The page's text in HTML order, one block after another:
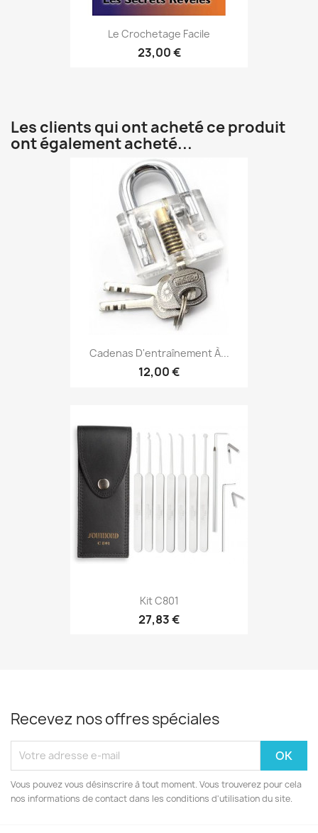
Le Crochetage Facile
23,00 €
Les clients qui ont acheté ce produit
ont également acheté...
Cadenas D'entraînement À...
12,00 €
Kit C801
27,83 €
Recevez nos offres spéciales
Vous pouvez vous désinscrire à tout moment. Vous trouverez pour cela
nos informations de contact dans les conditions d'utilisation du site.